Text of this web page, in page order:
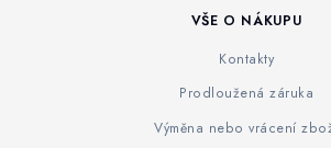
VŠE O NÁKUPU
Kontakty
Prodloužená záruka
Výměna nebo vrácení